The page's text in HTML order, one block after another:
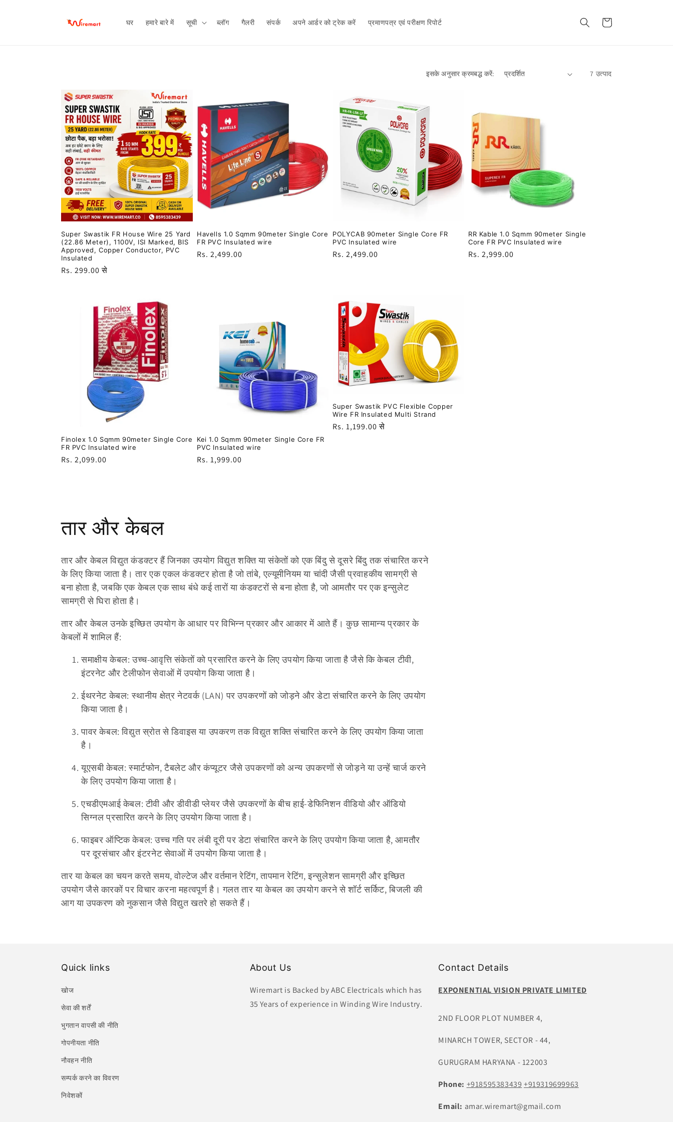
घर हमारे बारे में सूची ब्लॉग गैलरी संपर्क अपने आर्डर को ट्रेक करें प्रमाणपत्र एवं परीक्षण रिपोर्ट कार्ट
इसके अनुसार क्रमबद्ध करें: 7 उत्पाद
Super Swastik FR House Wire 25 Yard
(22.86 Meter), 1100V, ISI Marked, BIS
Approved, Copper Conductor, PVC
Insulated
नियमित
Rs. 299.00 से
Havells 1.0 Sqmm 90meter Single Core
FR PVC Insulated wire
नियमित
Rs. 2,499.00
POLYCAB 90meter Single Core FR
PVC Insulated wire
नियमित
Rs. 2,499.00
RR Kable 1.0 Sqmm 90meter Single
Core FR PVC Insulated wire
नियमित
Rs. 2,999.00
Finolex 1.0 Sqmm 90meter Single Core
FR PVC Insulated wire
नियमित
Rs. 2,099.00
Kei 1.0 Sqmm 90meter Single Core FR
PVC Insulated wire
नियमित
Rs. 1,999.00
Super Swastik PVC Flexible Copper
Wire FR Insulated Multi Strand
नियमित
Rs. 1,199.00 से
सं
ग्र
ह
:
तार और केबल
तार और केबल विद्युत कंडक्टर हैं जिनका उपयोग विद्युत शक्ति या संकेतों को एक बिंदु से दूसरे बिंदु तक संचारित करने
के लिए किया जाता है। तार एक एकल कंडक्टर होता है जो तांबे, एल्यूमीनियम या चांदी जैसी प्रवाहकीय सामग्री से
बना होता है, जबकि एक केबल एक साथ बंधे कई तारों या कंडक्टरों से बना होता है, जो आमतौर पर एक इन्सुलेट
सामग्री से घिरा होता है।
तार और केबल उनके इच्छित उपयोग के आधार पर विभिन्न प्रकार और आकार में आते हैं। कुछ सामान्य प्रकार के
केबलों में शामिल हैं:
समाक्षीय केबल: उच्च-आवृत्ति संकेतों को प्रसारित करने के लिए उपयोग किया जाता है जैसे कि केबल टीवी,
इंटरनेट और टेलीफोन सेवाओं में उपयोग किया जाता है।
ईथरनेट केबल: स्थानीय क्षेत्र नेटवर्क (LAN) पर उपकरणों को जोड़ने और डेटा संचारित करने के लिए उपयोग
किया जाता है।
पावर केबल: विद्युत स्रोत से डिवाइस या उपकरण तक विद्युत शक्ति संचारित करने के लिए उपयोग किया जाता
है।
यूएसबी केबल: स्मार्टफोन, टैबलेट और कंप्यूटर जैसे उपकरणों को अन्य उपकरणों से जोड़ने या उन्हें चार्ज करने
के लिए उपयोग किया जाता है।
एचडीएमआई केबल: टीवी और डीवीडी प्लेयर जैसे उपकरणों के बीच हाई-डेफिनिशन वीडियो और ऑडियो
सिग्नल प्रसारित करने के लिए उपयोग किया जाता है।
फाइबर ऑप्टिक केबल: उच्च गति पर लंबी दूरी पर डेटा संचारित करने के लिए उपयोग किया जाता है, आमतौर
पर दूरसंचार और इंटरनेट सेवाओं में उपयोग किया जाता है।
तार या केबल का चयन करते समय, वोल्टेज और वर्तमान रेटिंग, तापमान रेटिंग, इन्सुलेशन सामग्री और इच्छित
उपयोग जैसे कारकों पर विचार करना महत्वपूर्ण है। गलत तार या केबल का उपयोग करने से शॉर्ट सर्किट, बिजली की
आग या उपकरण को नुकसान जैसे विद्युत खतरे हो सकते हैं।
Quick links
खोज
सेवा की शर्तें
भुगतान वापसी की नीति
गोपनीयता नीति
नौवहन नीति
सम्पर्क करने का विवरण
निवेशकों
About Us
Wiremart is Backed by ABC Electricals which has
35 Years of experience in Winding Wire Industry.
Contact Details
EXPONENTIAL VISION PRIVATE LIMITED
2ND FLOOR PLOT NUMBER 4,
MINARCH TOWER, SECTOR - 44,
GURUGRAM HARYANA - 122003
Phone: +918595383439 +919319699963
Email: amar.wiremart@gmail.com